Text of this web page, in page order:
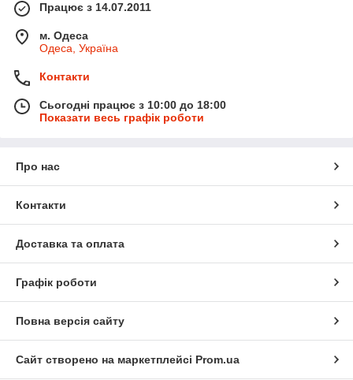
Працює з 14.07.2011
м. Одеса
Одеса, Україна
Контакти
Сьогодні працює з 10:00 до 18:00
Показати весь графік роботи
Про нас
Контакти
Доставка та оплата
Графік роботи
Повна версія сайту
Сайт створено на маркетплейсі Prom.ua